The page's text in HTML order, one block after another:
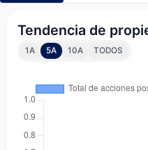
Tendencia de
1A 5A 10A TODOS